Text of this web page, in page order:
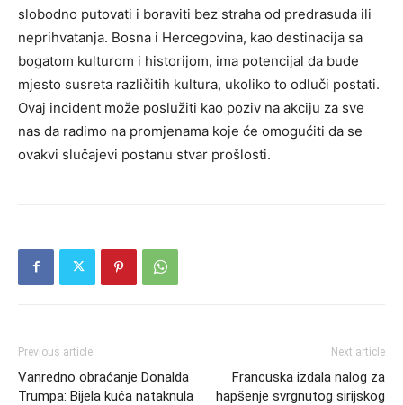
slobodno putovati i boraviti bez straha od predrasuda ili
neprihvatanja. Bosna i Hercegovina, kao destinacija sa
bogatom kulturom i historijom, ima potencijal da bude
mjesto susreta različitih kultura, ukoliko to odluči postati.
Ovaj incident može poslužiti kao poziv na akciju za sve
nas da radimo na promjenama koje će omogućiti da se
ovakvi slučajevi postanu stvar prošlosti.
Previous article
Vanredno obraćanje Donalda
Trumpa: Bijela kuća nataknula
Next article
Francuska izdala nalog za
hapšenje svrgnutog sirijskog